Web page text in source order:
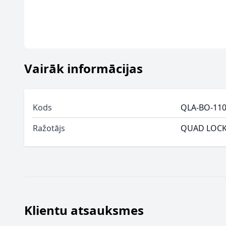
Vairāk informācijas
Kods
QLA-BO-
Ražotājs
QUAD
Klientu atsauksmes